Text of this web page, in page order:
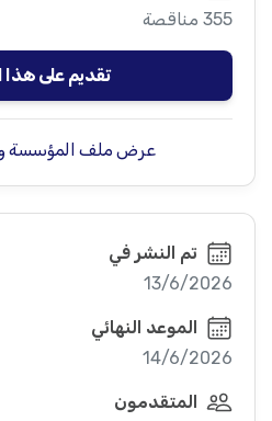
355 مناقصة
تقديم على
عرض ملف المؤسسة
تم النشر في
13/6/2026
الموعد النهائي
14/6/2026
المتقدمون